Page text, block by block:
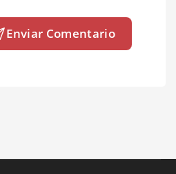
Enviar Comentario